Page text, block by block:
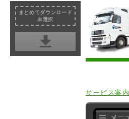
サービス案内
まとめてダウンロード
未選択